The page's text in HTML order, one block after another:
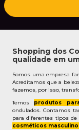
Shopping dos
qualidade em
Somos uma empresa
Acreditamos que a
fazemos, por isso,
Temos produtos
ondulados. Contamos
para diferentes tipos
cosméticos